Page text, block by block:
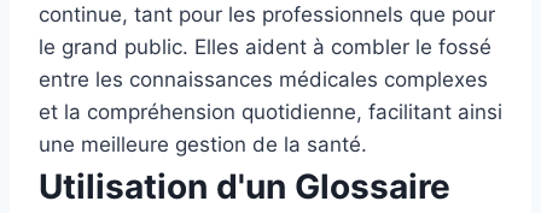
continue, tant pour les professionnels que pour
le grand public. Elles aident à combler le fossé
entre les connaissances médicales complexes
et la compréhension quotidienne, facilitant ainsi
une meilleure gestion de la santé.
Utilisation d'un Glossaire